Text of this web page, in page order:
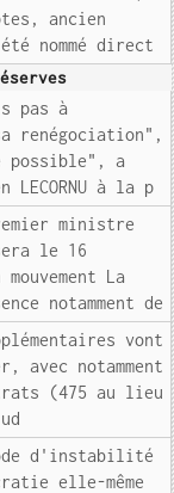
ancien
nommé direct
pas à
renégociation",
possible", a
à la p
ministre
le 16
La
notamment de
vont
avec notamment
(475 au lieu
d'instabilité
elle-même